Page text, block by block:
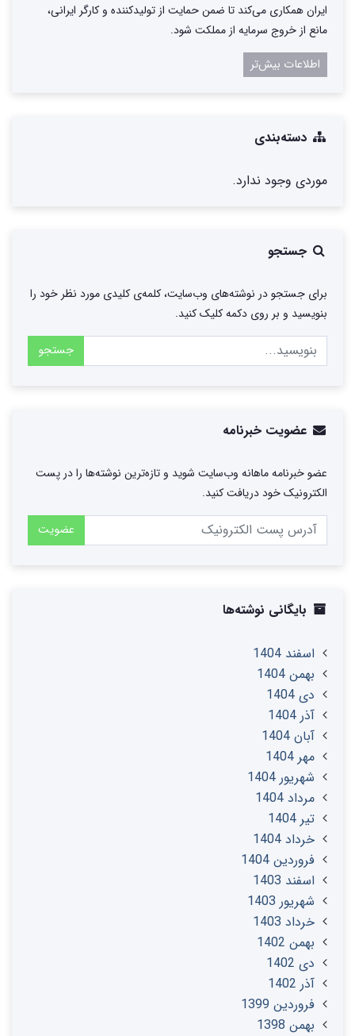
ایران همکاری می‌کند تا ضمن حمایت از تولیدکننده و کارگر ایرانی،
مانع از خروج سرمایه از مملکت شود.
اطلاعات بیش‌تر
دسته‌بندی
موردی وجود ندارد.
جستجو
برای جستجو در نوشته‌های وب‌سایت، کلمه‌ی کلیدی مورد نظر خود را
بنویسید و بر روی دکمه کلیک کنید.
جستجو
عضویت خبرنامه
عضو خبرنامه ماهانه وب‌سایت شوید و تازه‌ترین نوشته‌ها را در پست
الکترونیک خود دریافت کنید.
عضویت
بایگانی نوشته‌ها
اسفند 1404
بهمن 1404
دی 1404
آذر 1404
آبان 1404
مهر 1404
شهریور 1404
مرداد 1404
تير 1404
خرداد 1404
فروردین 1404
اسفند 1403
شهریور 1403
خرداد 1403
بهمن 1402
دی 1402
آذر 1402
فروردین 1399
بهمن 1398